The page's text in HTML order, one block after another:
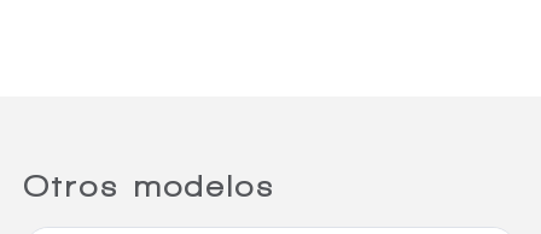
Otros modelos